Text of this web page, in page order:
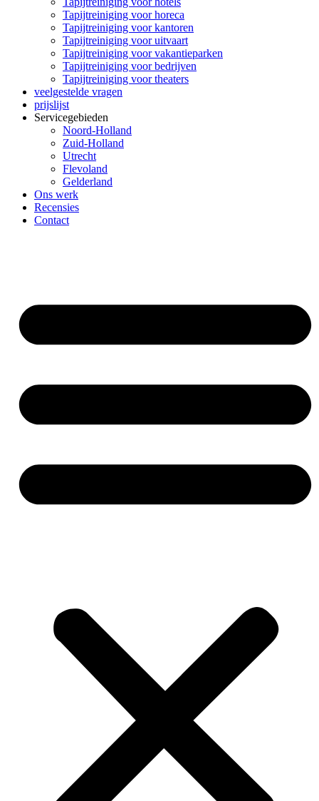
Tapijtreiniging voor horeca
Tapijtreiniging voor kantoren
Tapijtreiniging voor uitvaart
Tapijtreiniging voor vakantieparken
Tapijtreiniging voor bedrijven
Tapijtreiniging voor theaters
veelgestelde vragen
prijslijst
Servicegebieden
Noord-Holland
Zuid-Holland
Utrecht
Flevoland
Gelderland
Ons werk
Recensies
Contact